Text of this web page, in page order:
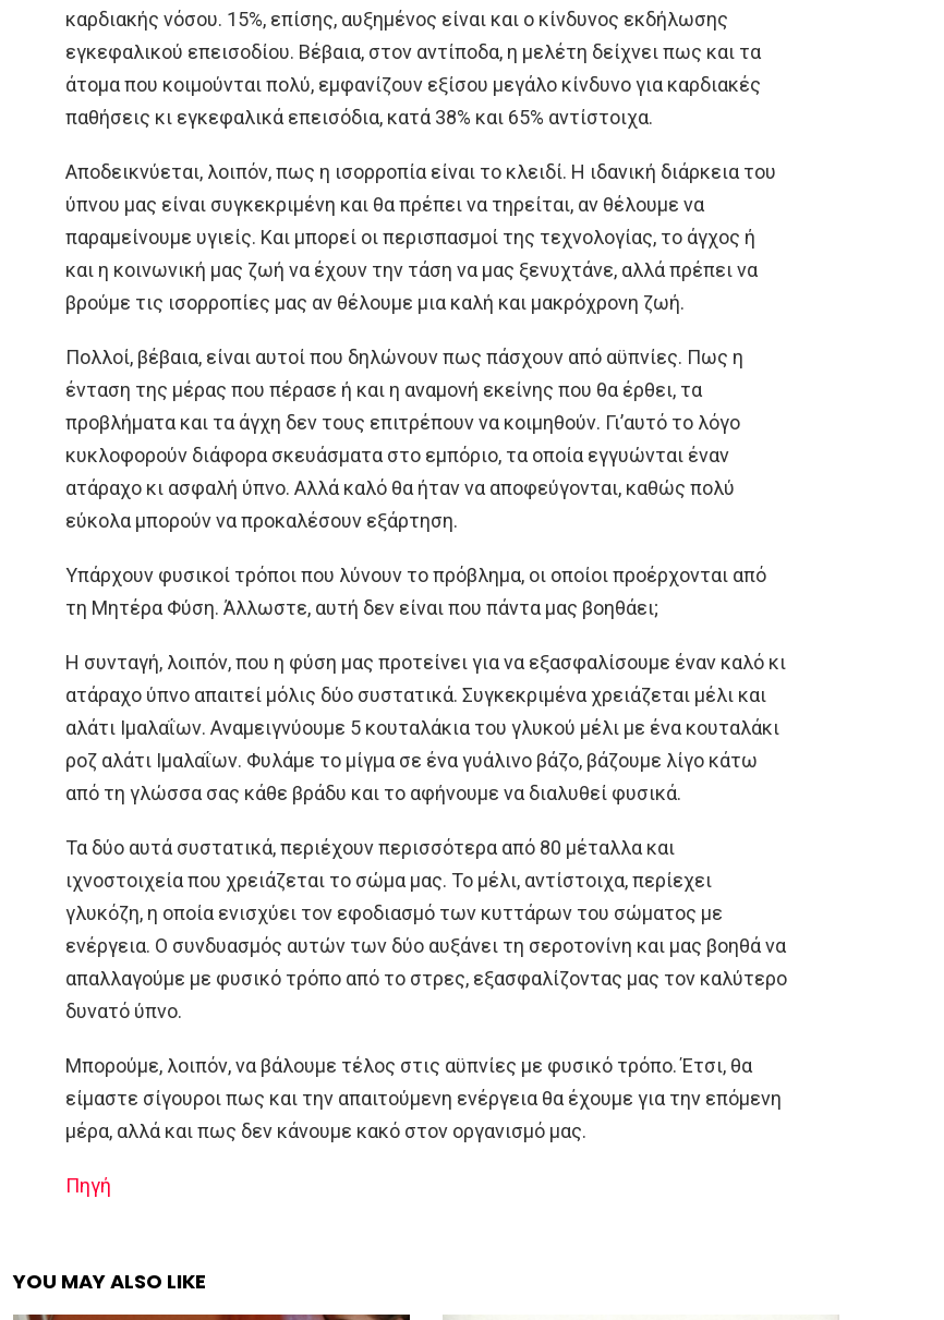
καρδιακής νόσου. 15%, επίσης, αυξημένος είναι και ο κίνδυνος εκδήλωσης
εγκεφαλικού επεισοδίου. Βέβαια, στον αντίποδα, η μελέτη δείχνει πως και τα
άτομα που κοιμούνται πολύ, εμφανίζουν εξίσου μεγάλο κίνδυνο για καρδιακές
παθήσεις κι εγκεφαλικά επεισόδια, κατά 38% και 65% αντίστοιχα.
Αποδεικνύεται, λοιπόν, πως η ισορροπία είναι το κλειδί. Η ιδανική διάρκεια του
ύπνου μας είναι συγκεκριμένη και θα πρέπει να τηρείται, αν θέλουμε να
παραμείνουμε υγιείς. Και μπορεί οι περισπασμοί της τεχνολογίας, το άγχος ή
και η κοινωνική μας ζωή να έχουν την τάση να μας ξενυχτάνε, αλλά πρέπει να
βρούμε τις ισορροπίες μας αν θέλουμε μια καλή και μακρόχρονη ζωή.
Πολλοί, βέβαια, είναι αυτοί που δηλώνουν πως πάσχουν από αϋπνίες. Πως η
ένταση της μέρας που πέρασε ή και η αναμονή εκείνης που θα έρθει, τα
προβλήματα και τα άγχη δεν τους επιτρέπουν να κοιμηθούν. Γι’αυτό το λόγο
κυκλοφορούν διάφορα σκευάσματα στο εμπόριο, τα οποία εγγυώνται έναν
ατάραχο κι ασφαλή ύπνο. Αλλά καλό θα ήταν να αποφεύγονται, καθώς πολύ
εύκολα μπορούν να προκαλέσουν εξάρτηση.
Υπάρχουν φυσικοί τρόποι που λύνουν το πρόβλημα, οι οποίοι προέρχονται από
τη Μητέρα Φύση. Άλλωστε, αυτή δεν είναι που πάντα μας βοηθάει;
Η συνταγή, λοιπόν, που η φύση μας προτείνει για να εξασφαλίσουμε έναν καλό κι
ατάραχο ύπνο απαιτεί μόλις δύο συστατικά. Συγκεκριμένα χρειάζεται μέλι και
αλάτι Ιμαλαΐων. Αναμειγνύουμε 5 κουταλάκια του γλυκού μέλι με ένα κουταλάκι
ροζ αλάτι Ιμαλαΐων. Φυλάμε το μίγμα σε ένα γυάλινο βάζο, βάζουμε λίγο κάτω
από τη γλώσσα σας κάθε βράδυ και το αφήνουμε να διαλυθεί φυσικά.
Τα δύο αυτά συστατικά, περιέχουν περισσότερα από 80 μέταλλα και
ιχνοστοιχεία που χρειάζεται το σώμα μας. Το μέλι, αντίστοιχα, περίεχει
γλυκόζη, η οποία ενισχύει τον εφοδιασμό των κυττάρων του σώματος με
ενέργεια. Ο συνδυασμός αυτών των δύο αυξάνει τη σεροτονίνη και μας βοηθά να
απαλλαγούμε με φυσικό τρόπο από το στρες, εξασφαλίζοντας μας τον καλύτερο
δυνατό ύπνο.
Μπορούμε, λοιπόν, να βάλουμε τέλος στις αϋπνίες με φυσικό τρόπο. Έτσι, θα
είμαστε σίγουροι πως και την απαιτούμενη ενέργεια θα έχουμε για την επόμενη
μέρα, αλλά και πως δεν κάνουμε κακό στον οργανισμό μας.
Πηγή
YOU MAY ALSO LIKE